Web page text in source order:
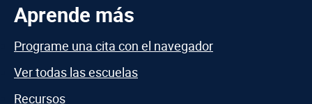
Aprende más
Programe una cita con el navegador
Ver todas las escuelas
Recursos